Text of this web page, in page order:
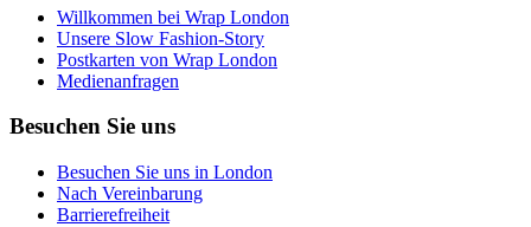
Willkommen bei Wrap London
Unsere Slow Fashion-Story
Postkarten von Wrap London
Medienanfragen
Besuchen Sie uns
Besuchen Sie uns in London
Nach Vereinbarung
Barrierefreiheit